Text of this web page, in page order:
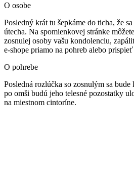
O osobe
Posledný krát tu šepkáme do ticha, že sa
útecha. Na spomienkovej stránke
zosnulej osoby vašu kondolenciu,
e-shope priamo na pohreb alebo
O pohrebe
Posledná rozlúčka so zosnulým sa
po omši budú jeho telesné pozostatky
na miestnom cintoríne.